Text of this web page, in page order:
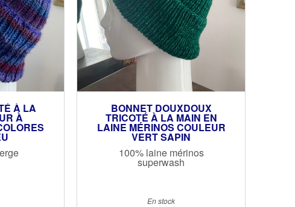
À LA
À
BONNET DOUXDOUX
TRICOTÉ À LA MAIN EN
LAINE MÉRINOS COULEUR
VERT SAPIN
100% laine mérinos
superwash
En stock